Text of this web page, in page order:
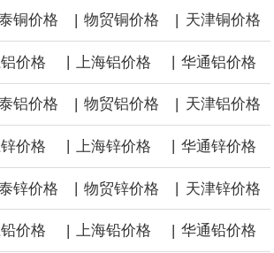
了对亚洲的主要原油价格，与此同时，各方正就一项旨在
木兹海峡航运压力的协议进行谈判。尽管胡塞武装的威胁
由红海向东运输原油的替代路线，但沙特方面仍下调了价
铜价格 | 物贸铜价格 | 天津铜价格
价格 上海铝价格 华通铝价格
铝价格 | 物贸铝价格 | 天津铝价格
价格 上海锌价格 华通锌价格
锌价格 | 物贸锌价格 | 天津锌价格
价格 | 上海铅价格 | 华通铅价格